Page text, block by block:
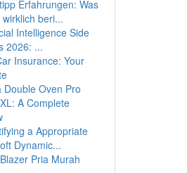
Erfahrungen: Was
wirklich beri...
Intelligence Side
2026: ...
Insurance: Your
Double Oven Pro
A Complete
a Appropriate
Dynamic...
Pria Murah